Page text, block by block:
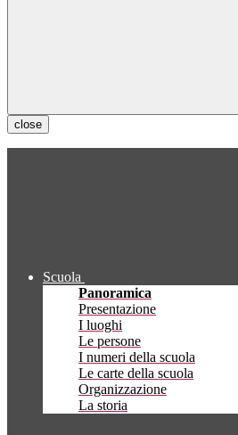
close
Scuola
Panoramica
Presentazione
I luoghi
Le persone
I numeri della scuola
Le carte della scuola
Organizzazione
La storia